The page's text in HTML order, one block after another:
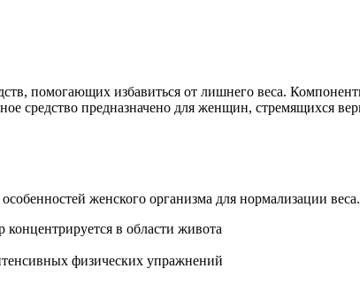
помогающих избавиться от лишнего веса.
предназначено для женщин, стремящихся
женского организма для нормализации
в области живота
физических упражнений